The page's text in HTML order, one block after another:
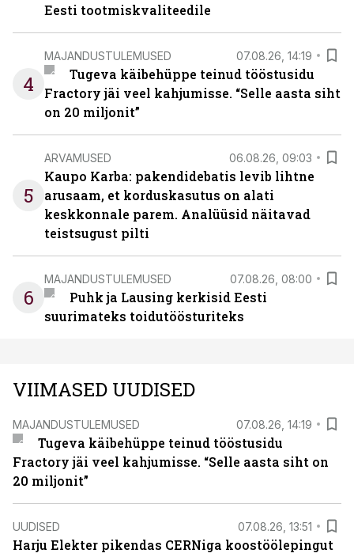
Eesti tootmiskvaliteedile
4
MAJANDUSTULEMUSED 07.08.26, 14:19
Tugeva käibehüppe teinud tööstusidu
Fractory jäi veel kahjumisse. “Selle aasta siht
on 20 miljonit”
5
ARVAMUSED 06.08.26, 09:03
Kaupo Karba: pakendidebatis levib lihtne
arusaam, et korduskasutus on alati
keskkonnale parem. Analüüsid näitavad
teistsugust pilti
6
MAJANDUSTULEMUSED 07.08.26, 08:00
Puhk ja Lausing kerkisid Eesti
suurimateks toidutöösturiteks
VIIMASED UUDISED
MAJANDUSTULEMUSED 07.08.26, 14:19
Tugeva käibehüppe teinud tööstusidu
Fractory jäi veel kahjumisse. “Selle aasta siht on
20 miljonit”
UUDISED 07.08.26, 13:51
Harju Elekter pikendas CERNiga koostöölepingut